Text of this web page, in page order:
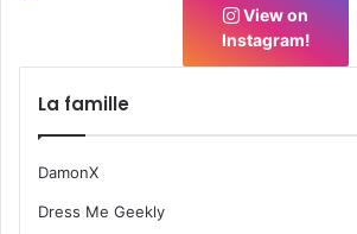
View on
Instagram!
La famille
DamonX
Dress Me Geekly